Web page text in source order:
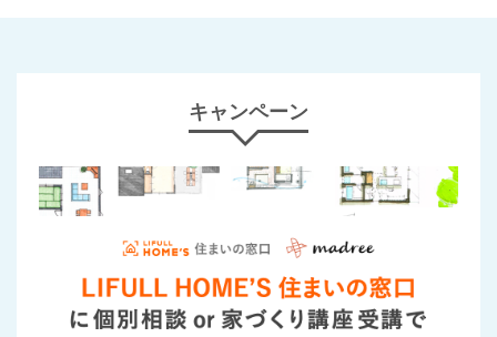
キャンペーン